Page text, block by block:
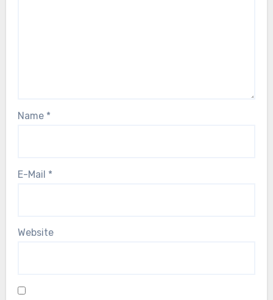
Name *
E-Mail *
Website